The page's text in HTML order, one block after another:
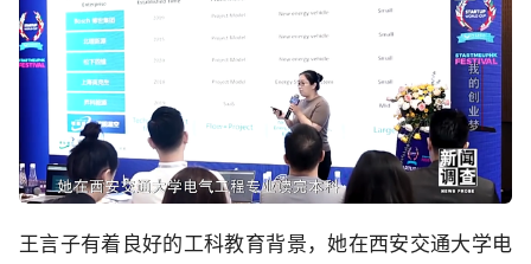
王言子有着良好的工科教育背景，她在西安交通大学电